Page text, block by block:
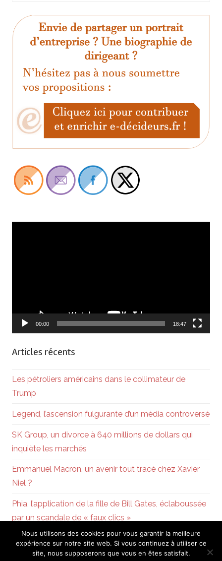
00:00 18:47
Articles récents
Les pétroliers américains dans le collimateur de
Trump
Legend, l’ascension fulgurante d’un média controversé
SK Group, un divorce à 640 millions de dollars qui
inquiète les marchés
Emmanuel Macron, un avenir tout tracé chez Xavier
Niel ?
Phia, l’application de la fille de Bill Gates, éclaboussée
par un scandale de « faux clics »
Powered byWordPressand Chronus.
Nous utilisons des cookies pour vous garantir la meilleure
expérience sur notre site web. Si vous continuez à utiliser ce
site, nous supposerons que vous en êtes satisfait.